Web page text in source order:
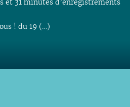
! du 19 (…)